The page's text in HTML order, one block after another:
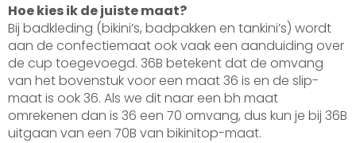
Hoe kies ik de juiste maat?
Bij badkleding (bikini’s, badpakken en tankini’s) wordt
aan de confectiemaat ook vaak een aanduiding over
de cup toegevoegd. 36B betekent dat de omvang
van het bovenstuk voor een maat 36 is en de slip-
maat is ook 36. Als we dit naar een bh maat
omrekenen dan is 36 een 70 omvang, dus kun je bij 36B
uitgaan van een 70B van bikinitop-maat.